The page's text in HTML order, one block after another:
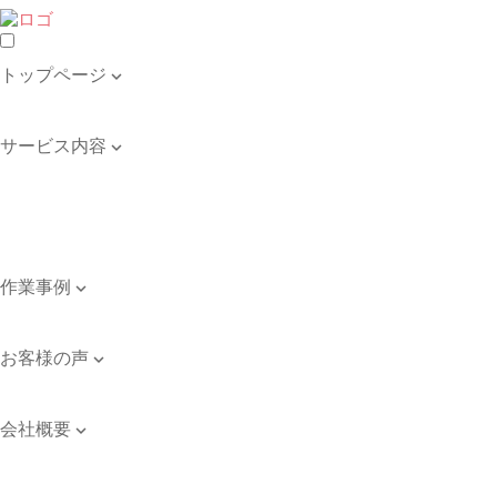
トップページ 
サービス内容 
作業事例 
お客様の声 
会社概要 